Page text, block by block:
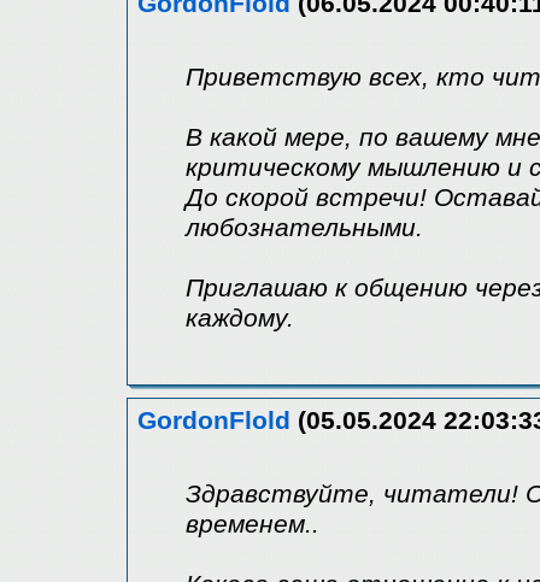
Приветствую всех, кто
В какой мере, по вашему
критическому мышлению и
До скорой встречи!
любознательными.
Приглашаю к общению
каждому.
GordonFlold (05.05.2024
Здравствуйте, читатели!
временем..